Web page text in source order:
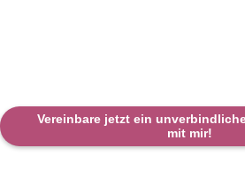
Vereinbare jetzt ein
mit mir!